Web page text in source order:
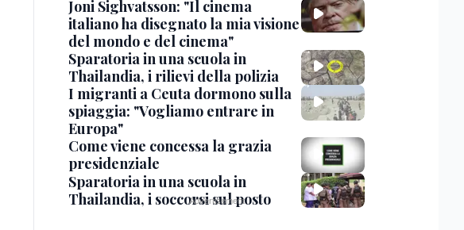
Joni Sighvatsson: "Il cinema
italiano ha disegnato la mia visione
del mondo e del cinema"
Sparatoria in una scuola in
Thailandia, i rilievi della polizia
I migranti a Ceuta dormono sulla
spiaggia: "Vogliamo entrare in
Europa"
Come viene concessa la grazia
presidenziale
Sparatoria in una scuola in
Thailandia, i soccorsi sul posto